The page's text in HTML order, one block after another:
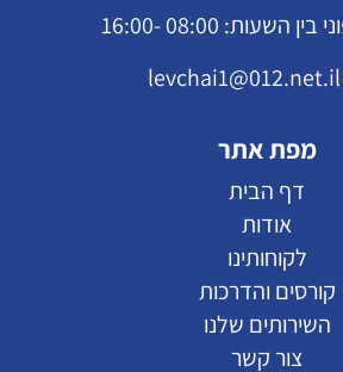
השעות: 08:00 -16:00
levchai1@012.net.il
מפת אתר
דף הבית
אודות
לקוחותינו
קורסים והדרכות
השירותים שלנו
צור קשר